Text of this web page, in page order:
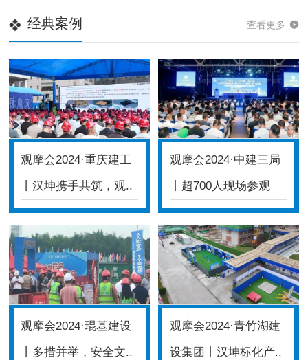
查看更多
经典案例
观摩会2024·重庆建工
丨汉坤携手共筑，观..
观摩会2024·中建三局
丨超700人现场参观
体..
观摩会2024·琨基建设
丨多措并举，安全文..
观摩会2024·青竹湖建
设集团丨汉坤标化产..